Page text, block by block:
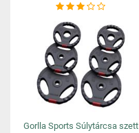
Gorlla Sports Súlytárcsa szett